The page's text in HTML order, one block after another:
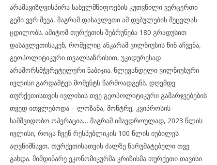
არაშავიზღვისპირა სახელმწიფოების კუთვნილი ვერცერთი
გემი ვერ შევა, მაგრამ დასავლეთი ამ დებულების შეცვლას
ცდილობს. ამიტომ თურქეთის შებრუნება 180 გრადუსით
დასავლეთისაკენ, რომელიც ანკარამ ვილნიუსის წინ აჩვენა,
გეოპოლიტიკური თვალსაზრისით, უკიდურესად
არაშორსმჭვრეტელური ნაბიჯია. წლევანდელი ვილნიუსური
ივლისი გარდამტეხ მომენტს წარმოადგენს. დღემდე
თურქეთისთვის ივლისის თვე გეოპოლიტიკური გამარჯვებების
თვედ ითვლებოდა – ლოზანა, მონტრე, კვიპროსის
სამშვიდობო ოპერაცია… მაგრამ იმავდროულად, 2023 წლის
ივლისი, როცა ჩვენ რესპუბლიკის 100 წლის იუბილეს
აღვნიშნავთ, თურქეთისათვის ძალზე წარუმატებელი თვე
გახდა. მიმდინარე ეკონომიკურმა კრიზისმა თურქეთი თავისი